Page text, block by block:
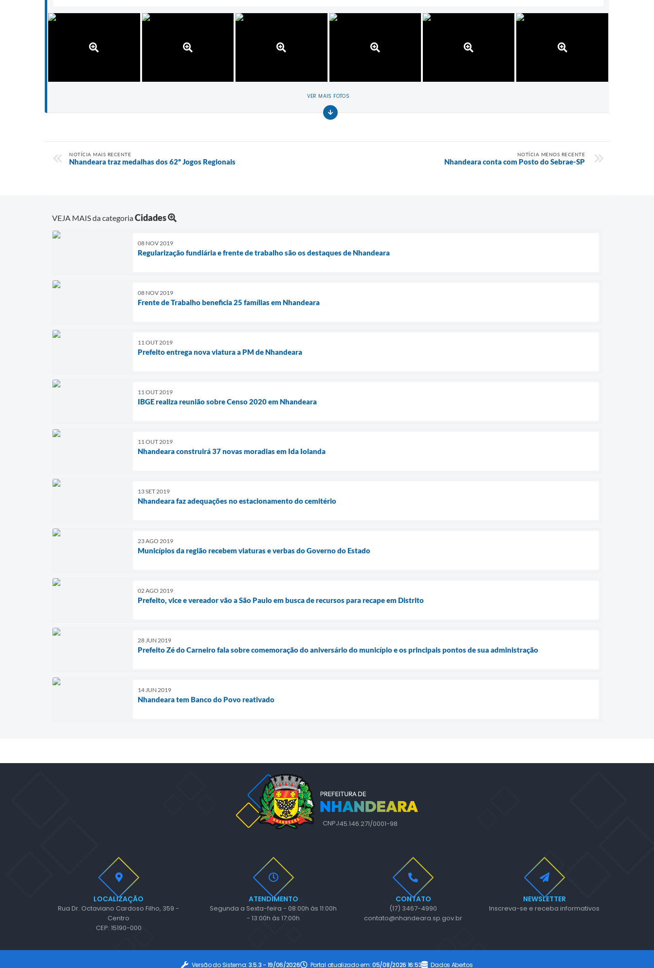
VER MAIS FOTOS
NOTÍCIA MAIS RECENTE
Nhandeara traz medalhas dos 62º Jogos Regionais
NOTÍCIA MENOS RECENTE
Nhandeara conta com Posto do Sebrae-SP
VEJA MAIS da categoriaCidades
08 NOV 2019
Regularização fundiária e frente de trabalho são os destaques de Nhandeara
08 NOV 2019
Frente de Trabalho beneficia 25 famílias em Nhandeara
11 OUT 2019
Prefeito entrega nova viatura a PM de Nhandeara
11 OUT 2019
IBGE realiza reunião sobre Censo 2020 em Nhandeara
11 OUT 2019
Nhandeara construirá 37 novas moradias em Ida Iolanda
13 SET 2019
Nhandeara faz adequações no estacionamento do cemitério
23 AGO 2019
Municípios da região recebem viaturas e verbas do Governo do Estado
02 AGO 2019
Prefeito, vice e vereador vão a São Paulo em busca de recursos para recape em Distrito
28 JUN 2019
Prefeito Zé do Carneiro fala sobre comemoração do aniversário do município e os principais pontos de sua administração
14 JUN 2019
Nhandeara tem Banco do Povo reativado
LOCALIZAÇÃO
Rua Dr. Octaviano Cardoso Filho, 359 -
Centro
CEP: 15190-000
CONTATO
(17) 3467-4990
contato@nhandeara.sp.gov.br
ATENDIMENTO
Segunda a Sexta-feira - 08:00h às 11:00h
- 13:00h às 17:00h
CNPJ45.146.271/0001-98
NEWSLETTER
Inscreva-se e receba informativos
Versão do Sistema: 3.5.3 - 19/06/2026 Portal atualizado em:05/08/2026 16:53 Dados Abertos